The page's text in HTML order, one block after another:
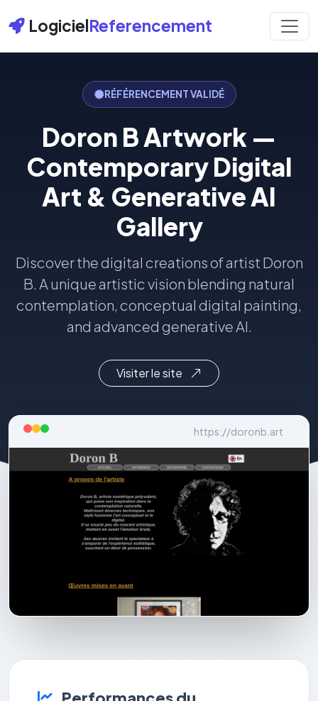
LogicielReferencement
RÉFÉRENCEMENT VALIDÉ
Doron B Artwork —
Contemporary Digital
Art & Generative AI
Gallery
Discover the digital creations of artist Doron
B. A unique artistic vision blending natural
contemplation, conceptual digital painting,
and advanced generative AI.
Visiter le site
https://doronb.art